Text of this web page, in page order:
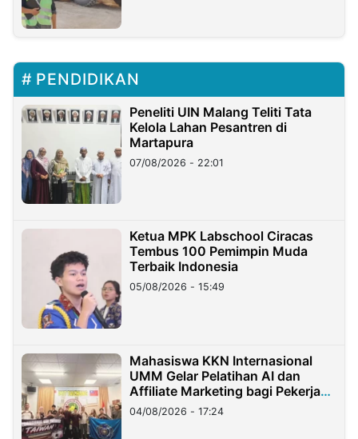
PENDIDIKAN
Peneliti UIN Malang Teliti Tata
Kelola Lahan Pesantren di
Martapura
07/08/2026 - 22:01
Ketua MPK Labschool Ciracas
Tembus 100 Pemimpin Muda
Terbaik Indonesia
05/08/2026 - 15:49
Mahasiswa KKN Internasional
UMM Gelar Pelatihan AI dan
Affiliate Marketing bagi Pekerja
Migran Indonesia di Taiwan
04/08/2026 - 17:24